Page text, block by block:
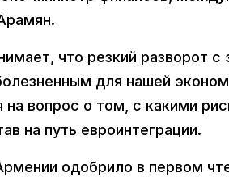
что резкий разворот
для нашей
на вопрос о том, с какими
на путь евроинтеграции.
одобрило в первом